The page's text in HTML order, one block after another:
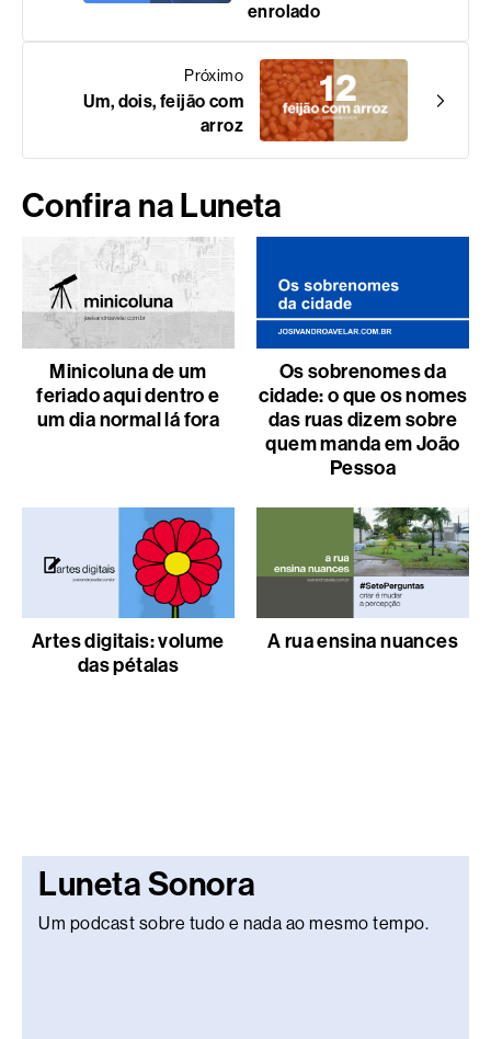
enrolado
Próximo
Um, dois, feijão com
arroz
Confira na Luneta
Minicoluna de um
feriado aqui dentro e
um dia normal lá fora
Os sobrenomes da
cidade: o que os nomes
das ruas dizem sobre
quem manda em João
Pessoa
Artes digitais: volume
das pétalas
A rua ensina nuances
Luneta Sonora
Um podcast sobre tudo e nada ao mesmo tempo.